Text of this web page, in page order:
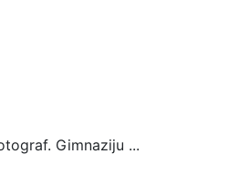
Gimnaziju ...